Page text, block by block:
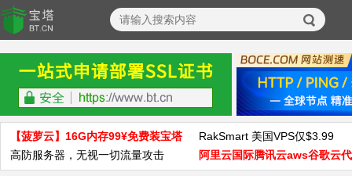
【菠萝云】16G内存99¥免费装宝塔
RakSmart 美国VPS仅$3.99
高防服务器，无视一切流量攻击
阿里云国际腾讯云aws谷歌云